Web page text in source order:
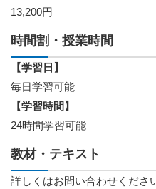
13,200円
時間割・授業時間
【学習日】
毎日学習可能
【学習時間】
24時間学習可能
教材・テキスト
詳しくはお問い合わせくださ